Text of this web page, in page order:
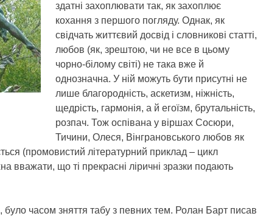
здатні захоплювати так, як захоплює
кохання з першого погляду. Однак, як
свідчать життєвий досвід і словникові статті,
любов (як, зрештою, чи не все в цьому
чорно-білому світі) не така вже й
однозначна. У ній можуть бути присутні не
лише благородність, аскетизм, ніжність,
щедрість, гармонія, а й егоїзм, брутальність,
розпач. Тож оспівана у віршах Сосюри,
Тичини, Олеся, Вінграновського любов як
(промовистий літературний приклад – цикл
вважати, що ті прекрасні ліричні зразки подають
було часом зняття табу з певних тем. Ролан Барт писав